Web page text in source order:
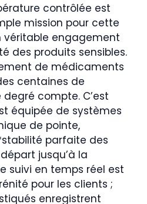
contrôlée est
mission pour cette
véritable engagement
des produits sensibles.
de médicaments
centaines de
compte. C’est
équipée de systèmes
de pointe,
parfaite des
jusqu’à la
suivi en temps réel est
pour les clients ;
enregistrent